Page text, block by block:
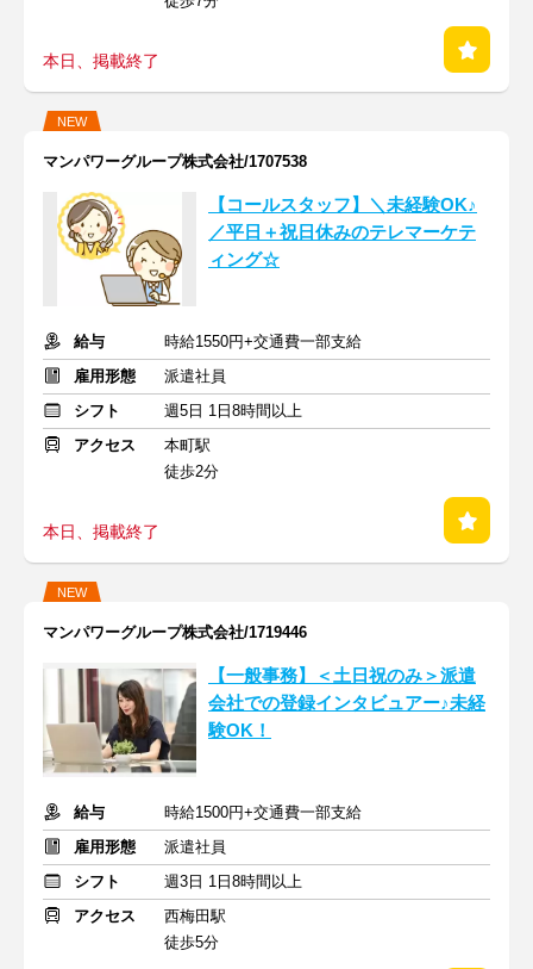
本日、掲載終了
NEW
マンパワーグループ株式会社/1707538
【コールスタッフ】＼未経験OK♪
／平日＋祝日休みのテレマーケテ
ィング☆
給与
時給1550円+交通費一部支給
雇用形態
派遣社員
シフト
週5日 1日8時間以上
アクセス
本町駅
徒歩2分
本日、掲載終了
NEW
マンパワーグループ株式会社/1719446
【一般事務】＜土日祝のみ＞派遣
会社での登録インタビュアー♪未経
験OK！
給与
時給1500円+交通費一部支給
雇用形態
派遣社員
シフト
週3日 1日8時間以上
アクセス
西梅田駅
徒歩5分